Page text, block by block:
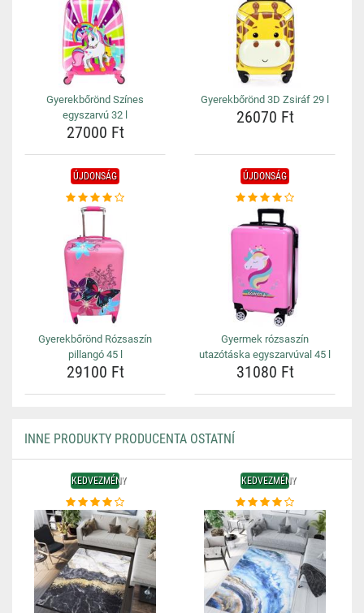
Gyerekbőrönd Színes
egyszarvú 32 l
27000 Ft
Gyerekbőrönd 3D Zsiráf 29 l
26070 Ft
ÚJDONSÁG
Gyerekbőrönd Rózsaszín
pillangó 45 l
29100 Ft
ÚJDONSÁG
Gyermek rózsaszín
utazótáska egyszarvúval 45 l
31080 Ft
INNE PRODUKTY PRODUCENTA OSTATNÍ
KEDVEZMÉNY KEDVEZMÉNY